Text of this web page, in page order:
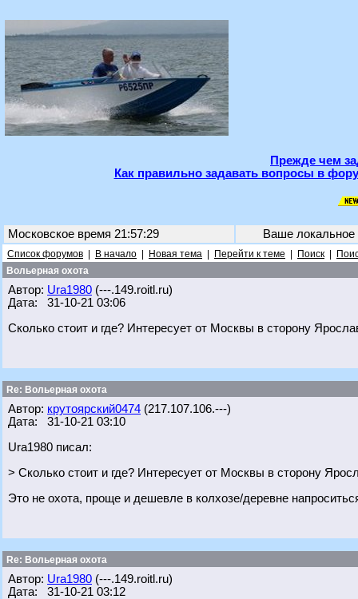
Прежде чем
Как правильно задавать вопросы в
Московское время 21:57:29 Ваше
Список форумов В начало Новая тема Перейти к теме Поиск
Вольерная охота
Автор: Ura1980 (---.149.roitl.ru)
Дата: 31-10-21 03:06
Сколько стоит и где? Интересует от Москвы в сторону
Re: Вольерная охота
Автор: крутоярский0474 (217.107.106.---)
Дата: 31-10-21 03:10
Ura1980 писал:
> Сколько стоит и где? Интересует от Москвы в сторону
Это не охота, проще и дешевле в колхозе/деревне
Re: Вольерная охота
Автор: Ura1980 (---.149.roitl.ru)
Дата: 31-10-21 03:12